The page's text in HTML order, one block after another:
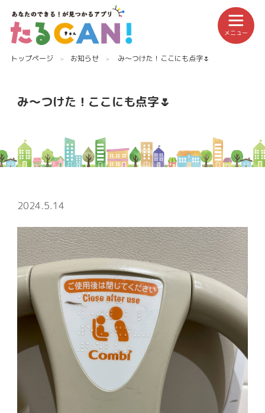
トップページ お知らせ み〜つけた！ここにも点字🌷
み〜つけた！ここにも点字🌷
2024.5.14
メニュー